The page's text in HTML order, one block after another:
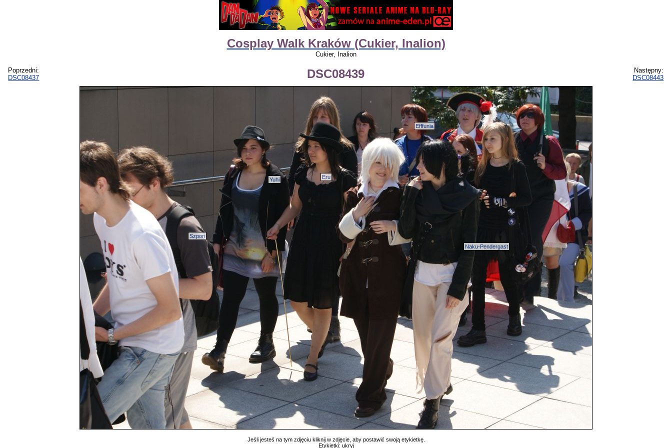
Cosplay Walk Kraków (Cukier, Inalion)
Cukier, Inalion
Poprzedni:
DSC08437
DSC08439
Następny:
DSC08443
Efffunia
Eru
Naku-Pendergast
Szpon
Yuhi
Jeśli jesteś na tym zdjęciu kliknij w zdjęcie, aby postawić swoją etykietkę.
Etykietki: ukryj